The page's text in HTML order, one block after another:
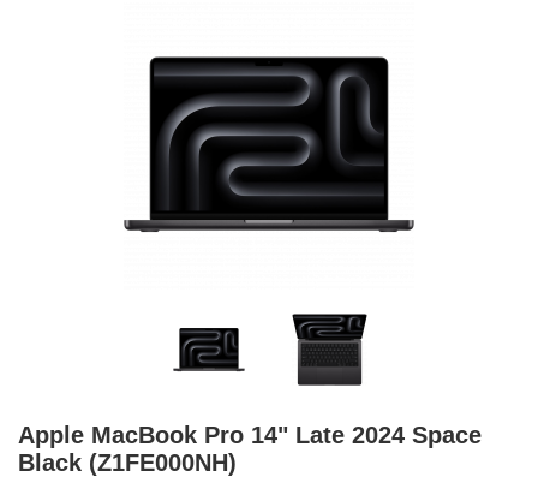
Платний сервіс Apple
Apple MacBook Pro 14" Late 2024 Space
Black (Z1FE000NH)